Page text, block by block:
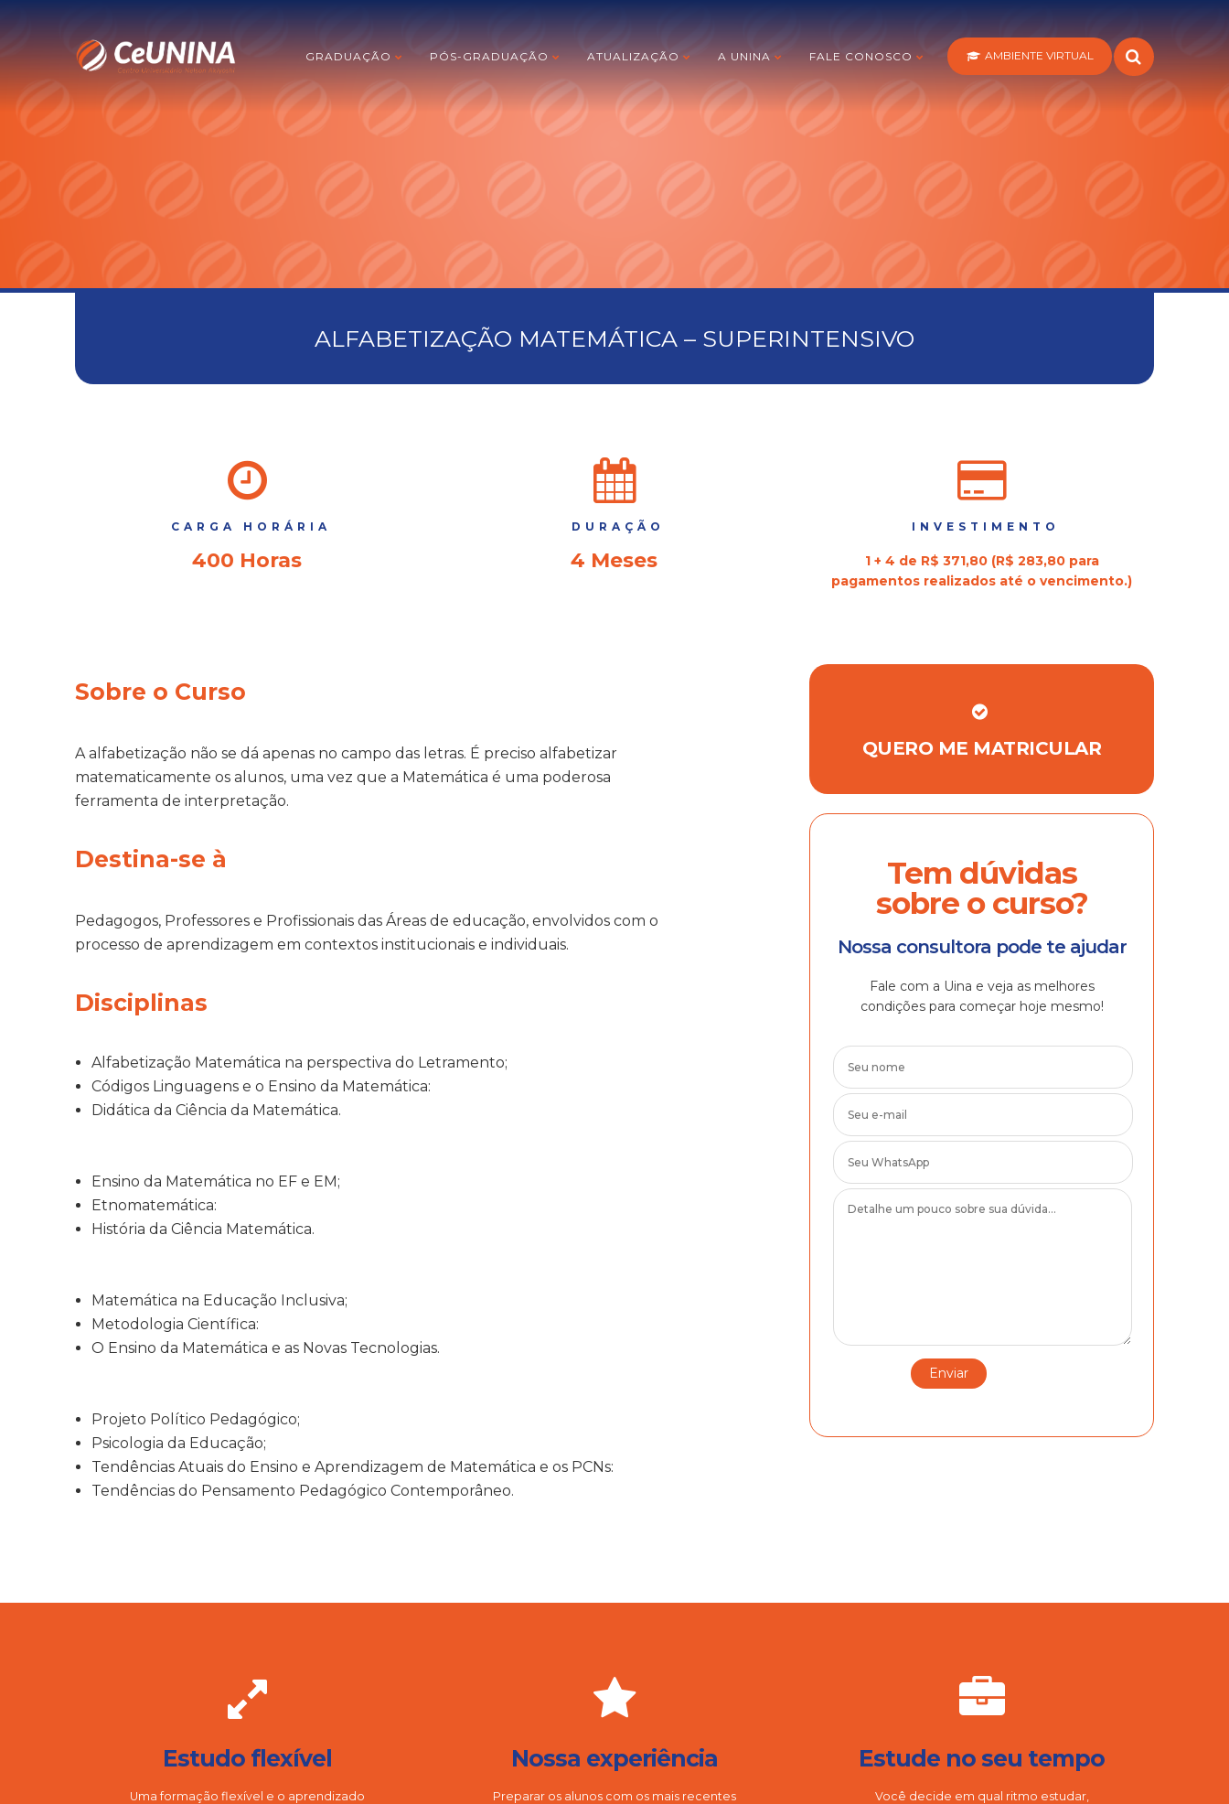
GRADUAÇÃO PÓS-GRADUAÇÃO ATUALIZAÇÃO A UNINA FALE CONOSCO AMBIENTE VIRTUAL
ALFABETIZAÇÃO MATEMÁTICA – SUPERINTENSIVO
CARGA HORÁRIA
400 Horas
DURAÇÃO
4 Meses
INVESTIMENTO
1 + 4 de R$ 371,80 (R$ 283,80 para
pagamentos realizados até o vencimento.)
Sobre o Curso
A alfabetização não se dá apenas no campo das letras. É preciso alfabetizar
matematicamente os alunos, uma vez que a Matemática é uma poderosa
ferramenta de interpretação.
Destina-se à
Pedagogos, Professores e Profissionais das Áreas de educação, envolvidos com o
processo de aprendizagem em contextos institucionais e individuais.
Disciplinas
Alfabetização Matemática na perspectiva do Letramento;
Códigos Linguagens e o Ensino da Matemática:
Didática da Ciência da Matemática.
Ensino da Matemática no EF e EM;
Etnomatemática:
História da Ciência Matemática.
Matemática na Educação Inclusiva;
Metodologia Científica:
O Ensino da Matemática e as Novas Tecnologias.
Projeto Político Pedagógico;
Psicologia da Educação;
Tendências Atuais do Ensino e Aprendizagem de Matemática e os PCNs:
Tendências do Pensamento Pedagógico Contemporâneo.
QUERO ME MATRICULAR
Tem dúvidas
sobre o curso?
Nossa consultora pode te ajudar
Fale com a Uina e veja as melhores
condições para começar hoje mesmo!
Estudo flexível
Uma formação flexível e o aprendizado
Nossa experiência
Preparar os alunos com os mais recentes
Estude no seu tempo
Você decide em qual ritmo estudar,